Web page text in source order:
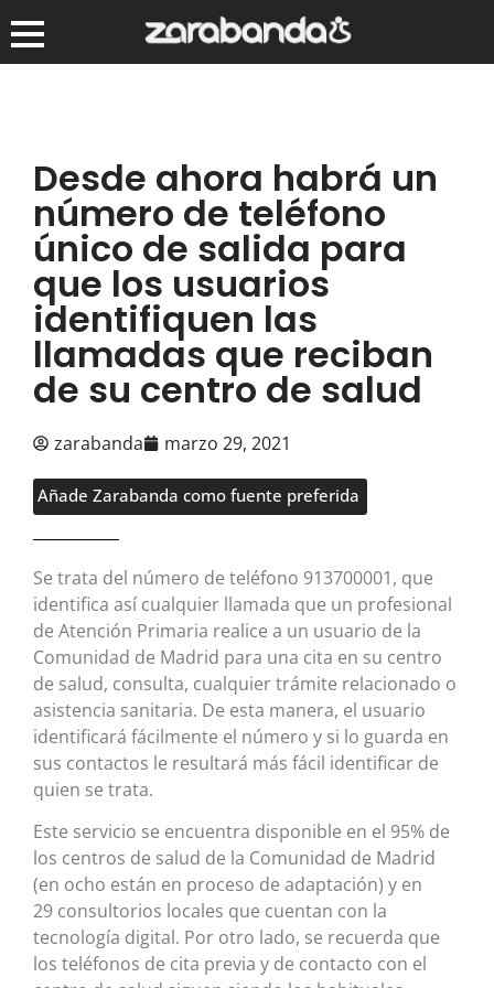
Desde ahora habrá un
número de teléfono
único de salida para
que los usuarios
identifiquen las
llamadas que reciban
de su centro de salud
zarabanda marzo 29, 2021
Añade Zarabanda como fuente preferida
Se trata del número de teléfono 913700001, que
identifica así cualquier llamada que un profesional
de Atención Primaria realice a un usuario de la
Comunidad de Madrid para una cita en su centro
de salud, consulta, cualquier trámite relacionado o
asistencia sanitaria. De esta manera, el usuario
identificará fácilmente el número y si lo guarda en
sus contactos le resultará más fácil identificar de
quien se trata.
Este servicio se encuentra disponible en el 95% de
los centros de salud de la Comunidad de Madrid
(en ocho están en proceso de adaptación) y en
29 consultorios locales que cuentan con la
tecnología digital. Por otro lado, se recuerda que
los teléfonos de cita previa y de contacto con el